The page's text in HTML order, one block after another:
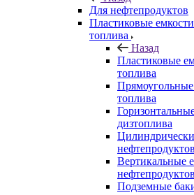
Для нефтепродуктов
Пластиковые
топлива
Назад
Пластиковые
топлива
Прямоугольные
топлива
дизтоплива
нефтепродуктов
Вертикальные
нефтепродуктов
Подземные